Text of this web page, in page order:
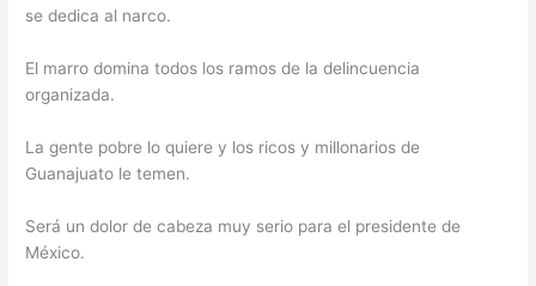
se dedica al narco.
El marro domina todos los ramos de la delincuencia
organizada.
La gente pobre lo quiere y los ricos y millonarios de
Guanajuato le temen.
Será un dolor de cabeza muy serio para el presidente de
México.